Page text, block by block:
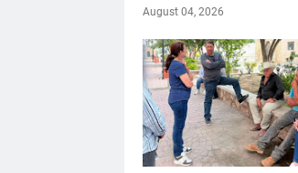
August 04, 2026